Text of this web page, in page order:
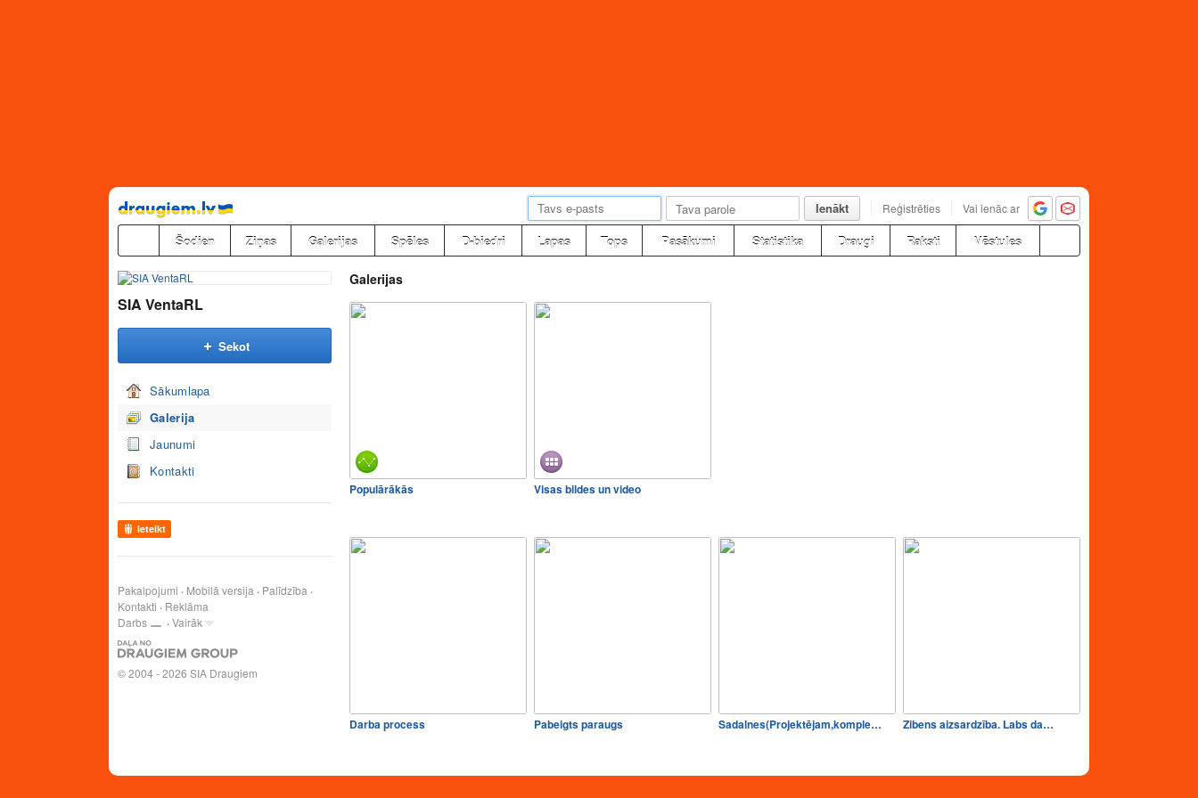
Pāriet
uz
saturu
Ienākt Reģistrēties Vai ienāc ar
Šodien Ziņas Galerijas Spēles D-biedri Lapas Tops Pasākumi Statistika Draugi Raksti Vēstules
SIA VentaRL
Sekot
Sākumlapa
Galerija
Jaunumi
Kontakti
Ieteikt
Pakalpojumi Mobilā versija
Palīdzība
Kontakti
Reklāma
Darbs
Vairāk
© 2004 - 2026 SIA Draugiem
Galerijas
Populārākās Visas bildes un video
Darba process Pabeigts paraugs Sadalnes(Projektējam,komple… Zibens aizsardzība. Labs da…